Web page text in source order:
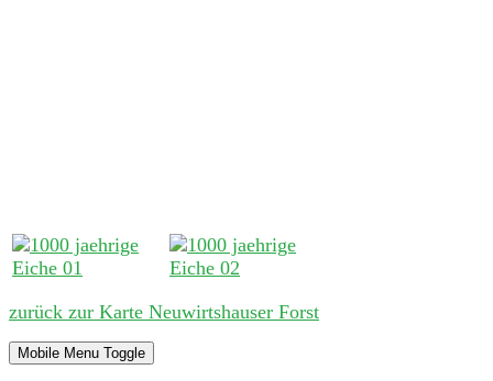
zurück zur Karte Neuwirtshauser Forst
Mobile Menu Toggle